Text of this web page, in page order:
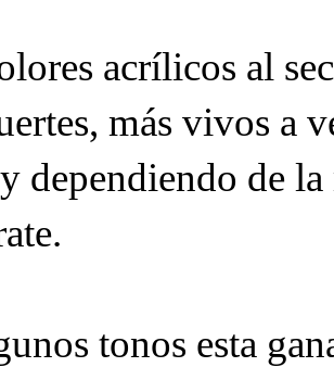
acrílicos al
más vivos a
dependiendo de
tonos esta